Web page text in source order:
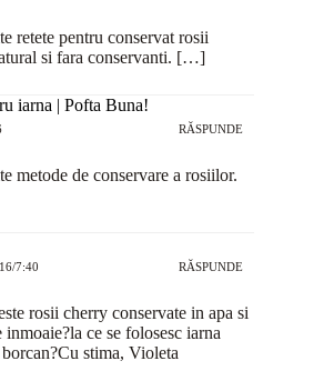
retete pentru conservat rosii
si fara conservanti. […]
iarna | Pofta Buna!
RĂSPUNDE
metode de conservare a rosiilor.
7:40 RĂSPUNDE
rosii cherry conservate in apa si
ce se folosesc iarna
stima, Violeta